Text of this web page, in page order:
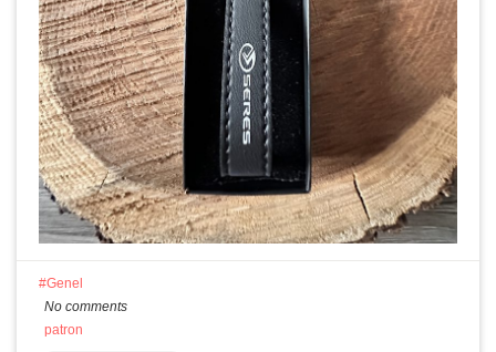
Genel
No comments
patron